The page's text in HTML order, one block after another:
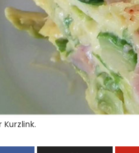
Kurzlink.